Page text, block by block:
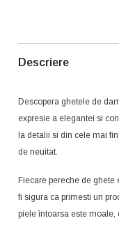
Descriere
Descopera ghetele de
expresie a elegantei si
la detalii si din cele mai
de neuitat.
Fiecare pereche de ghete
fi sigura ca primesti un
piele întoarsa este